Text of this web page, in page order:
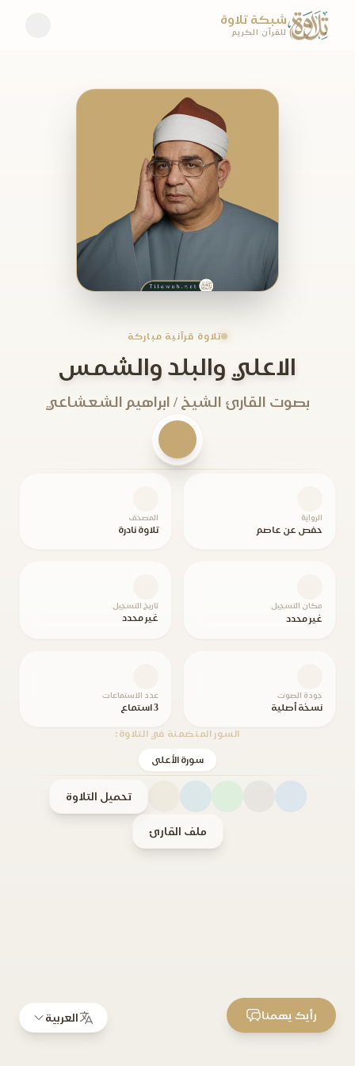
شبكة تلاوة
للقرآن الكريم
تلاوة قرآنية مباركة
الاعلي والبلد والشمس
بصوت القارئ الشيخ / ابراهيم الشعشاعي
الرواية
حفص عن عاصم
المصحف
تلاوة نادرة
مكان التسجيل
غير محدد
تاريخ التسجيل
غير محدد
جودة الصوت
نسخة أصلية
عدد الاستماعات
3 استماع
السور المتضمنة في التلاوة:
سورة الأعلى
تحميل التلاوة
ملف القارئ
العربية رأيك يهمنا